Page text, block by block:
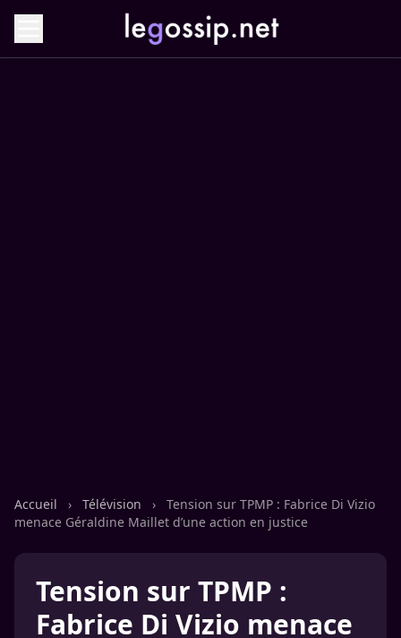
Accueil › Télévision ›
Tension sur TPMP : Fabrice Di Vizio
menace Géraldine Maillet d’une action en justice
Tension sur TPMP :
Fabrice Di Vizio menace